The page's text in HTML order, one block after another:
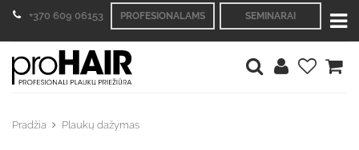
+370 609 06153 PROFESIONALAMS SEMINARAI
Pradžia Plaukų dažymas